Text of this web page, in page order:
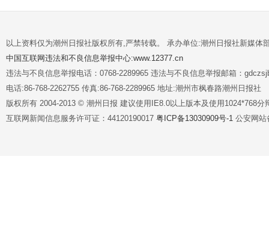
以上资料仅为潮州日报社版权所有,严禁转载。 承办单位:潮州日报社新媒体
中国互联网违法和不良信息举报中心:www.12377.cn
违法与不良信息举报电话：0768-2289965 违法与不良信息举报邮箱：
电话:86-768-2262755 传真:86-768-2289965 地址:潮州市枫春路潮州日报社
版权所有 2004-2013 © 潮州日报 建议使用IE8.0以上版本及使用1024*768分
互联网新闻信息服务许可证：44120190017 粤ICP备13030909号-1 公安网站